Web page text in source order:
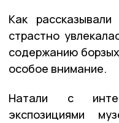
Как
страстно
содержанию
особое внимание.
Натали с
экспозициями